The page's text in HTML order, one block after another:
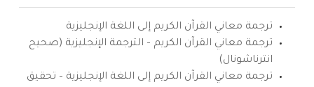
ترجمة معاني القرآن الكريم إلى اللغة الإنجليزية
ترجمة معاني القرآن الكريم – الترجمة الإنجليزية (صحيح
انترناشونال)
ترجمة معاني القرآن الكريم إلى اللغة الإنجليزية – تحقيق